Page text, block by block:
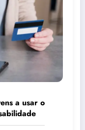
a usar o